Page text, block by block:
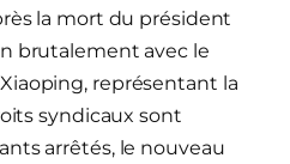
la mort du président
brutalement avec le
représentant la
syndicaux sont
arrêtés, le nouveau